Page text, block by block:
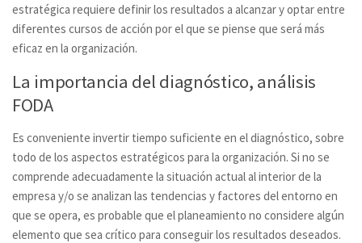
estratégica requiere definir los resultados a alcanzar y optar entre
diferentes cursos de acción por el que se piense que será más
eficaz en la organización.
La importancia del diagnóstico, análisis
FODA
Es conveniente invertir tiempo suficiente en el diagnóstico, sobre
todo de los aspectos estratégicos para la organización. Si no se
comprende adecuadamente la situación actual al interior de la
empresa y/o se analizan las tendencias y factores del entorno en
que se opera, es probable que el planeamiento no considere algún
elemento que sea crítico para conseguir los resultados deseados.